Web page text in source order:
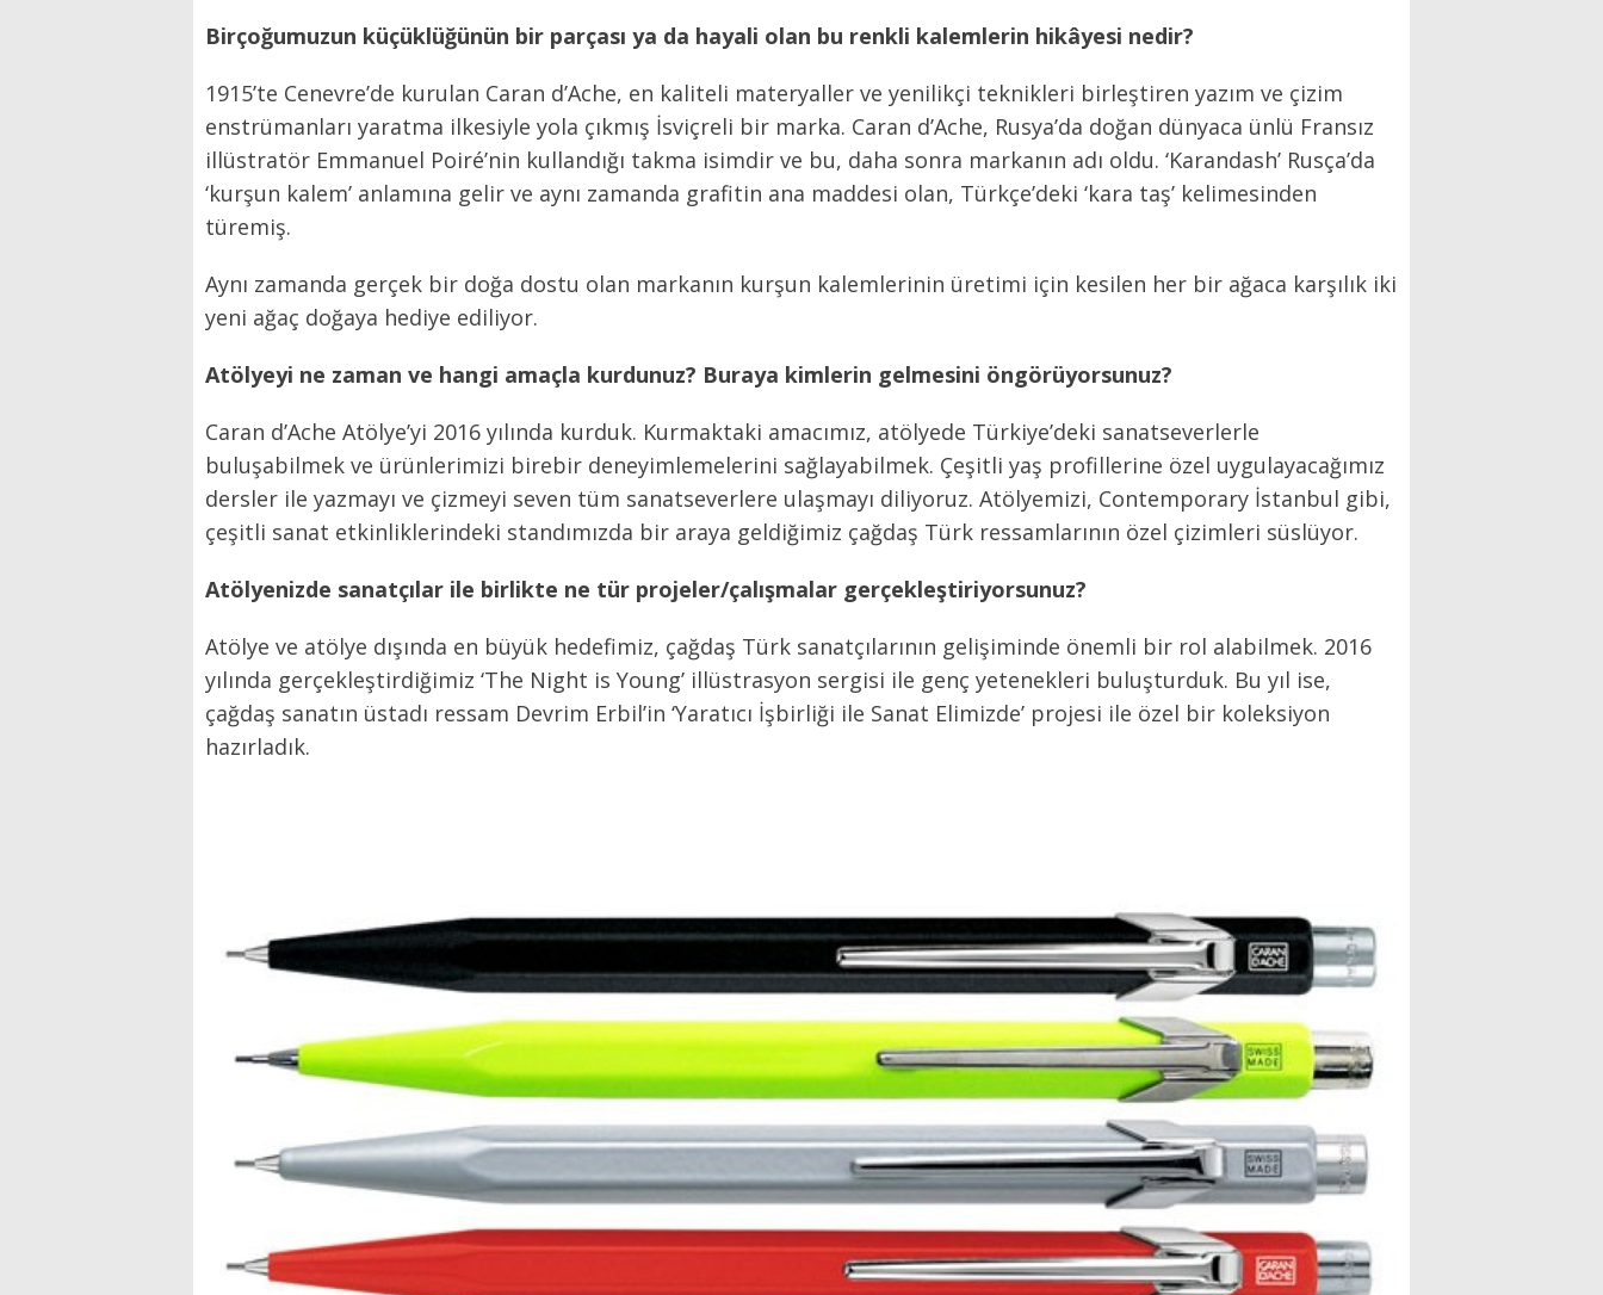
Birçoğumuzun küçüklüğünün bir parçası ya da hayali olan bu renkli kalemlerin hikâyesi nedir?
1915’te Cenevre’de kurulan Caran d’Ache, en kaliteli materyaller ve yenilikçi teknikleri birleştiren yazım ve çizim
enstrümanları yaratma ilkesiyle yola çıkmış İsviçreli bir marka. Caran d’Ache, Rusya’da doğan dünyaca ünlü Fransız
illüstratör Emmanuel Poiré’nin kullandığı takma isimdir ve bu, daha sonra markanın adı oldu. ‘Karandash’ Rusça’da
‘kurşun kalem’ anlamına gelir ve aynı zamanda grafitin ana maddesi olan, Türkçe’deki ‘kara taş’ kelimesinden
türemiş.
Aynı zamanda gerçek bir doğa dostu olan markanın kurşun kalemlerinin üretimi için kesilen her bir ağaca karşılık iki
yeni ağaç doğaya hediye ediliyor.
Atölyeyi ne zaman ve hangi amaçla kurdunuz? Buraya kimlerin gelmesini öngörüyorsunuz?
Caran d’Ache Atölye’yi 2016 yılında kurduk. Kurmaktaki amacımız, atölyede Türkiye’deki sanatseverlerle
buluşabilmek ve ürünlerimizi birebir deneyimlemelerini sağlayabilmek. Çeşitli yaş profillerine özel uygulayacağımız
dersler ile yazmayı ve çizmeyi seven tüm sanatseverlere ulaşmayı diliyoruz. Atölyemizi, Contemporary İstanbul gibi,
çeşitli sanat etkinliklerindeki standımızda bir araya geldiğimiz çağdaş Türk ressamlarının özel çizimleri süslüyor.
Atölyenizde sanatçılar ile birlikte ne tür projeler/çalışmalar gerçekleştiriyorsunuz?
Atölye ve atölye dışında en büyük hedefimiz, çağdaş Türk sanatçılarının gelişiminde önemli bir rol alabilmek. 2016
yılında gerçekleştirdiğimiz ‘The Night is Young’ illüstrasyon sergisi ile genç yetenekleri buluşturduk. Bu yıl ise,
çağdaş sanatın üstadı ressam Devrim Erbil’in ‘Yaratıcı İşbirliği ile Sanat Elimizde’ projesi ile özel bir koleksiyon
hazırladık.